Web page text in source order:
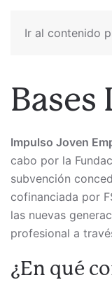
Ir al contenido
Bases
Impulso Joven
cabo por la
subvención
cofinanciada por
las nuevas
profesional a
¿En qué